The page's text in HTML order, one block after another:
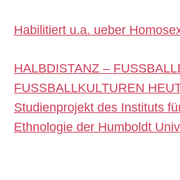
Habilitiert u.a. ueber
HALBDISTANZ –
FUSSBALLKULTUREN
Studienprojekt des Instituts
Ethnologie der Humboldt